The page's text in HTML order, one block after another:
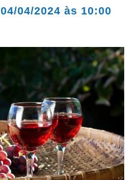
04/04/2024 às 10:00